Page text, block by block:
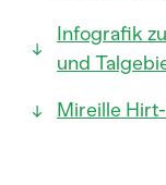
Infografik
und
Mireille